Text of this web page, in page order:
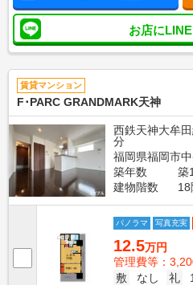
お店に
賃貸マンション
F･PARC GRANDMARK天神
西鉄天神大牟
分
福岡県福岡市
築年数
築
建物階数
18
パノラマ 写真充実
12.5万円
管理費等：
敷
なし 礼